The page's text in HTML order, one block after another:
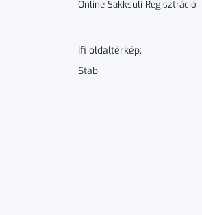
Online Sakksuli Regisztráció
Ifi oldaltérkép:
Stáb